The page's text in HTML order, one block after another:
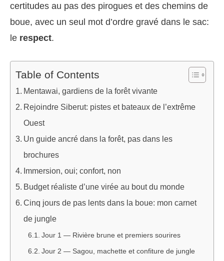
certitudes au pas des pirogues et des chemins de
boue, avec un seul mot d’ordre gravé dans le sac:
le respect.
Table of Contents
Mentawai, gardiens de la forêt vivante
Rejoindre Siberut: pistes et bateaux de l’extrême
Ouest
Un guide ancré dans la forêt, pas dans les
brochures
Immersion, oui; confort, non
Budget réaliste d’une virée au bout du monde
Cinq jours de pas lents dans la boue: mon carnet
de jungle
Jour 1 — Rivière brune et premiers sourires
Jour 2 — Sagou, machette et confiture de jungle